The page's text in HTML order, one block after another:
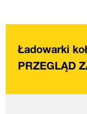
Ładowarki
PRZEGLĄD